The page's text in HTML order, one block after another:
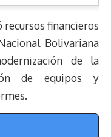
financieros
Bolivariana
de la
de equipos y